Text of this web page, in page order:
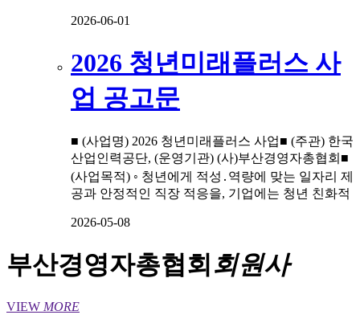
2026-06-01
2026 청년미래플러스 사
업 공고문
■ (사업명) 2026 청년미래플러스 사업■ (주관) 한국
산업인력공단, (운영기관) (사)부산경영자총협회■
(사업목적) ◦ 청년에게 적성․역량에 맞는 일자리 제
공과 안정적인 직장 적응을, 기업에는 청년 친화적
2026-05-08
부산경영자총협회회원사
VIEW MORE